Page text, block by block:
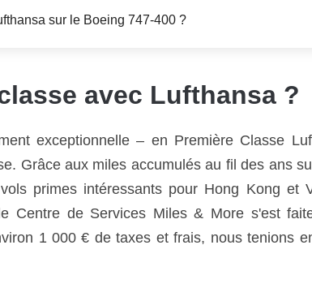
sur le Boeing 747-400 ?
avec Lufthansa ?
exceptionnelle – en Première Classe
Grâce aux miles accumulés au fil des ans
primes intéressants pour Hong Kong et
Centre de Services Miles & More s'est
1 000 € de taxes et frais, nous tenions